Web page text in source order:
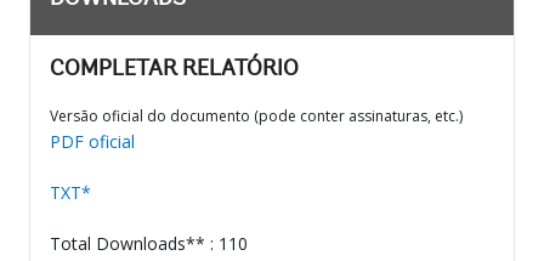
COMPLETAR RELATÓRIO
Versão oficial do documento (pode conter assinaturas, etc.)
PDF oficial
TXT*
Total Downloads** : 110